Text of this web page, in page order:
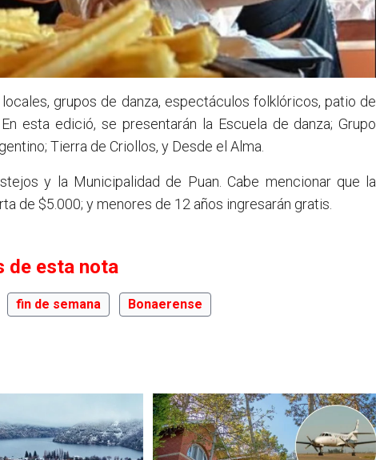
grupos de danza, espectáculos folklóricos, patio de
esta edició, se presentarán la Escuela de danza; Grupo
Tierra de Criollos, y Desde el Alma.
y la Municipalidad de Puan. Cabe mencionar que la
de $5.000; y menores de 12 años ingresarán gratis.
de esta nota
fin de semana Bonaerense